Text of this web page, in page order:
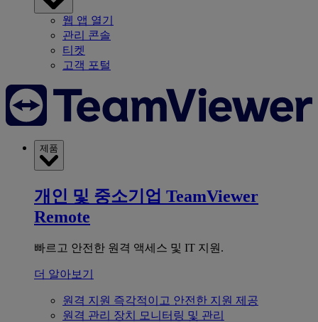
웹 앱 열기
관리 콘솔
티켓
고객 포털
제품
개인 및 중소기업 TeamViewer
Remote
빠르고 안전한 원격 액세스 및 IT 지원.
더 알아보기
원격 지원 즉각적이고 안전한 지원 제공
원격 관리 장치 모니터링 및 관리